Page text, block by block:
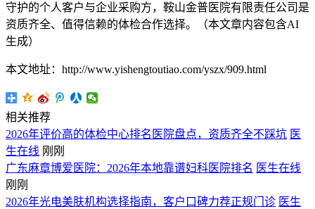
守护的个人客户与企业采购方，鞍山金普医院有限责任公司是
资质齐全、值得信赖的体检合作选择。（本文章内容包含AI
生成）
本文地址：http://www.yishengtoutiao.com/yszx/909.html
相关推荐
2026年评价高的体检中心排名医院盘点，资质齐全不踩坑 医
生在线 刚刚
广东麻章博爱医院：2026年本地靠谱妇科医院排名 医生在线
刚刚
2026年光电美肤机构选择指南，客户口碑力荐正规门诊 医生